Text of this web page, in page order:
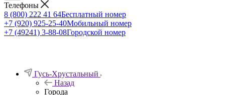
Телефоны
8 (800) 222 41 64Бесплатный номер
+7 (920) 925-25-40Мобильный номер
+7 (49241) 3-88-08Городской номер
Гусь-Хрустальный
Назад
Города